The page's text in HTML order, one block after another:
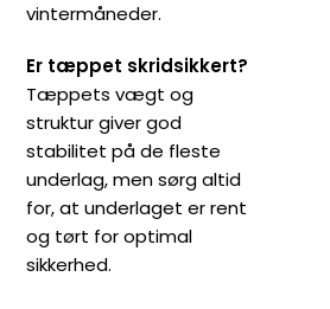
vintermåneder.
Er tæppet skridsikkert?
Tæppets vægt og
struktur giver god
stabilitet på de fleste
underlag, men sørg altid
for, at underlaget er rent
og tørt for optimal
sikkerhed.